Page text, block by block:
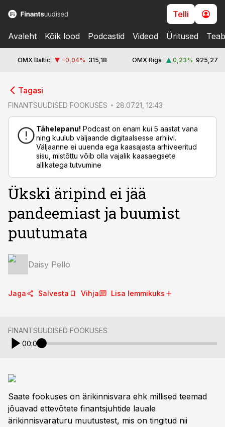
Telli
Avaleht Kõik lood Podcastid Videod Üritused
OMX Baltic −0,04% 315,18 OMX Riga 0,23% 925,27
Tagasi
FINANTSUUDISED FOOKUSES 28.07.21, 12:43
Tähelepanu! Podcast on enam kui 5 aastat vana
ning kuulub väljaande digitaalsesse arhiivi.
Väljaanne ei uuenda ega kaasajasta arhiveeritud
sisu, mistõttu võib olla vajalik kaasaegsete
allikatega tutvumine
Ükski äripind ei jää
pandeemiast ja buumist
puutumata
Daisy Pello
Jaga Salvesta Vihja Lisa lemmikuks
FINANTSUUDISED FOOKUSES
00:00
Saate fookuses on ärikinnisvara ehk millised teemad
jõuavad ettevõtete finantsjuhtide lauale
ärikinnisvaraturu muutustest, mis on tingitud nii